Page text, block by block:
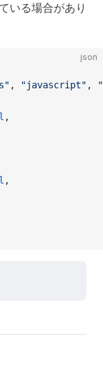
いる場合があり
json
, "javascript" ,
,
,